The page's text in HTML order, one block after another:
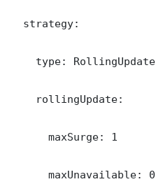
  strategy:
    type: RollingUpdate
    rollingUpdate:
      maxSurge: 1
      maxUnavailable: 0